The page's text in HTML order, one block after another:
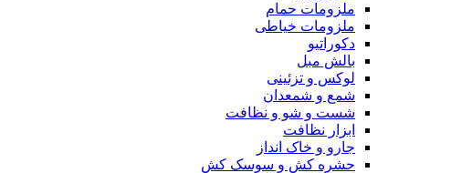
ملزومات حمام
ملزومات خیاطی
دکوراتیو
بالش مبل
لوکس و تزئینی
شمع و شمعدان
شست و شو و نظافت
ابزار نظافت
جارو و خاک انداز
حشره کش و سوسک کش